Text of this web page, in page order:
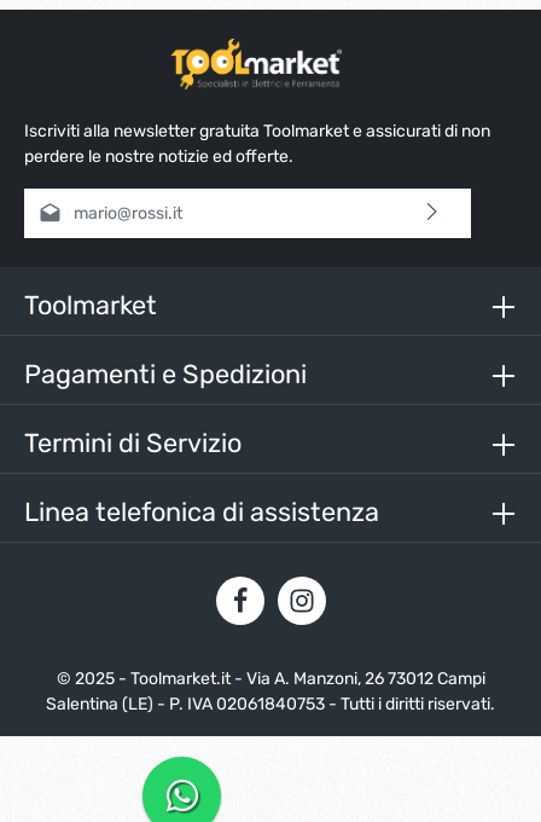
Iscriviti alla newsletter gratuita Toolmarket e assicurati di non
perdere le nostre notizie ed offerte.
Indirizzo e-mail*
nostri termini e condizioni generali
Inserisci i caratteri sopra*
Linea telefonica di assistenza
Toolmarket
Pagamenti e Spedizioni
Termini di Servizio
© 2025 - Toolmarket.it - Via A. Manzoni, 26 73012 Campi
Salentina (LE) - P. IVA 02061840753 - Tutti i diritti riservati.